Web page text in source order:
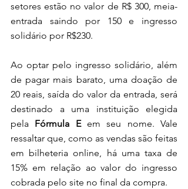
setores estão no valor de R$ 300, meia-
entrada saindo por 150 e ingresso
solidário por R$230.
Ao optar pelo ingresso solidário, além
de pagar mais barato, uma doação de
20 reais, saída do valor da entrada, será
destinado a uma instituição elegida
pela Fórmula E em seu nome. Vale
ressaltar que, como as vendas são feitas
em bilheteria online, há uma taxa de
15% em relação ao valor do ingresso
cobrada pelo site no final da compra.